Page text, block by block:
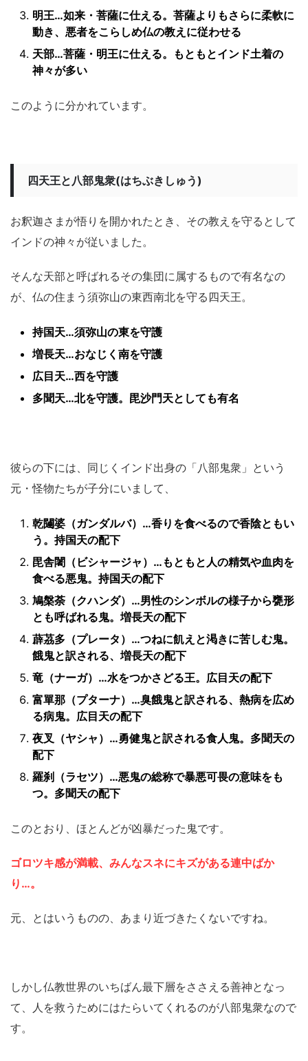
明王…如来・菩薩に仕える。菩薩よりもさらに柔軟に
動き、悪者をこらしめ仏の教えに従わせる
天部…菩薩・明王に仕える。もともとインド土着の
神々が多い
このように分かれています。
四天王と八部鬼衆(はちぶきしゅう)
お釈迦さまが悟りを開かれたとき、その教えを守るとして
インドの神々が従いました。
そんな天部と呼ばれるその集団に属するもので有名なの
が、仏の住まう須弥山の東西南北を守る四天王。
持国天…須弥山の東を守護
増長天…おなじく南を守護
広目天…西を守護
多聞天…北を守護。毘沙門天としても有名
彼らの下には、同じくインド出身の「八部鬼衆」という
元・怪物たちが子分にいまして、
乾闥婆（ガンダルバ）…香りを食べるので香陰ともい
う。持国天の配下
毘舎闍（ビシャージャ）…もともと人の精気や血肉を
食べる悪鬼。持国天の配下
鳩槃荼（クハンダ）…男性のシンボルの様子から甕形
とも呼ばれる鬼。増長天の配下
薜茘多（プレータ）…つねに飢えと渇きに苦しむ鬼。
餓鬼と訳される、増長天の配下
竜（ナーガ）…水をつかさどる王。広目天の配下
富單那（プターナ）…臭餓鬼と訳される、熱病を広め
る病鬼。広目天の配下
夜叉（ヤシャ）…勇健鬼と訳される食人鬼。多聞天の
配下
羅刹（ラセツ）…悪鬼の総称で暴悪可畏の意味をも
つ。多聞天の配下
このとおり、ほとんどが凶暴だった鬼です。
ゴロツキ感が満載、みんなスネにキズがある連中ばか
り…。
元、とはいうものの、あまり近づきたくないですね。
しかし仏教世界のいちばん最下層をささえる善神となっ
て、人を救うためにはたらいてくれるのが八部鬼衆なので
す。